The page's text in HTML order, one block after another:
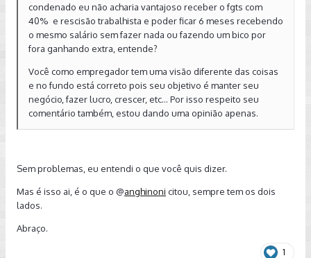
condenado eu não acharia vantajoso receber o fgts com
40% e rescisão trabalhista e poder ficar 6 meses recebendo
o mesmo salário sem fazer nada ou fazendo um bico por
fora ganhando extra, entende?
Você como empregador tem uma visão diferente das coisas
e no fundo está correto pois seu objetivo é manter seu
negócio, fazer lucro, crescer, etc... Por isso respeito seu
comentário também, estou dando uma opinião apenas.
Sem problemas, eu entendi o que você quis dizer.
Mas é isso ai, é o que o @anghinoni citou, sempre tem os dois
lados.
Abraço.
1